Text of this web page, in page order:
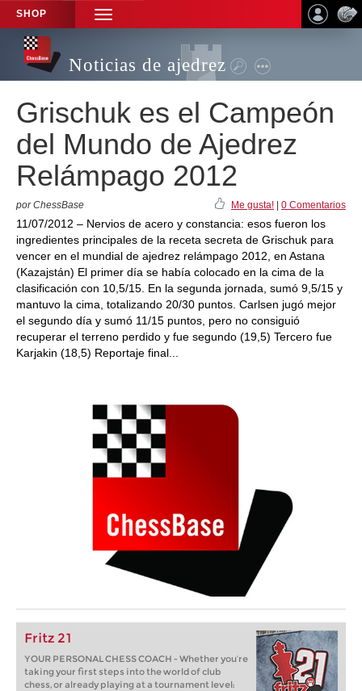
SHOP
TOGGLE
NAVIGATION
Noticias de ajedrez
Grischuk es el Campeón
del Mundo de Ajedrez
Relámpago 2012
por ChessBase Me gusta! 0 Comentarios
11/07/2012 – Nervios de acero y constancia: esos fueron los
ingredientes principales de la receta secreta de Grischuk para
vencer en el mundial de ajedrez relámpago 2012, en Astana
(Kazajstán) El primer día se había colocado en la cima de la
clasificación con 10,5/15. En la segunda jornada, sumó 9,5/15 y
mantuvo la cima, totalizando 20/30 puntos. Carlsen jugó mejor
el segundo día y sumó 11/15 puntos, pero no consiguió
recuperar el terreno perdido y fue segundo (19,5) Tercero fue
Karjakin (18,5) Reportaje final...
Fritz 21
YOUR PERSONAL CHESS COACH - Whether you’re
taking your first steps into the world of club
chess, or already playing at a tournament level: